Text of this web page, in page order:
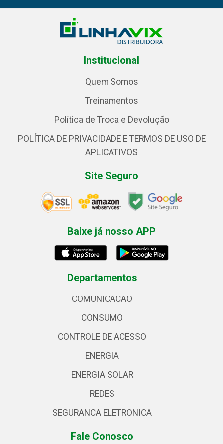
Institucional
Quem Somos
Treinamentos
Política de Troca e Devolução
POLÍTICA DE PRIVACIDADE E TERMOS DE USO DE
APLICATIVOS
Site Seguro
Baixe já nosso APP
Departamentos
COMUNICACAO
CONSUMO
CONTROLE DE ACESSO
ENERGIA
ENERGIA SOLAR
REDES
SEGURANCA ELETRONICA
Fale Conosco